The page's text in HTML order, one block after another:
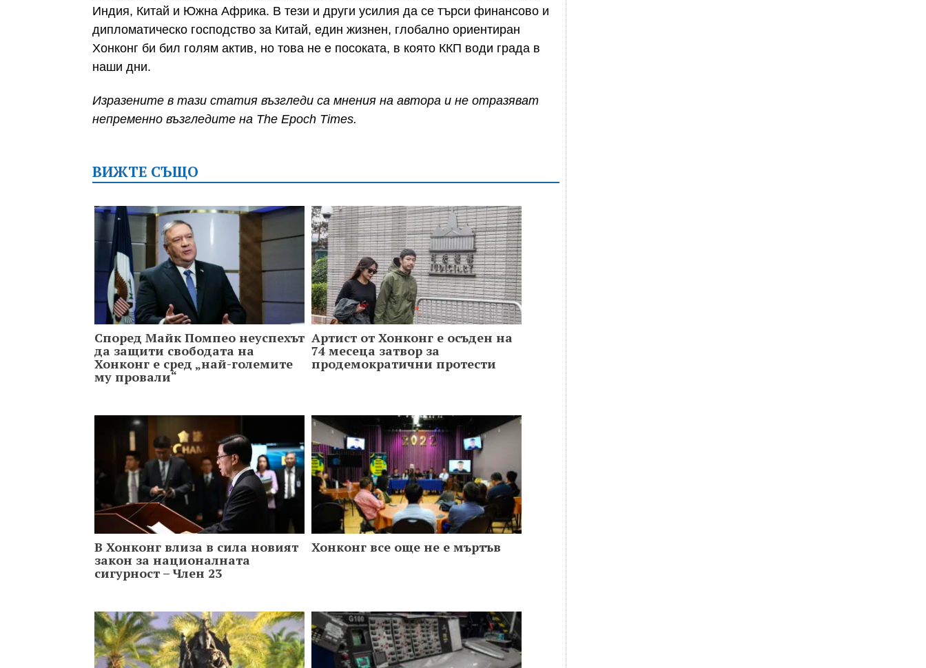
Индия, Китай и Южна Африка. В тези и други усилия да се търси финансово и
дипломатическо господство за Китай, един жизнен, глобално ориентиран
Хонконг би бил голям актив, но това не е посоката, в която ККП води града в
наши дни.
Изразените в тази статия възгледи са мнения на автора и не отразяват
непременно възгледите на The Epoch Times.
ВИЖТЕ СЪЩО
Според Майк Помпео неуспехът
да защити свободата на
Хонконг е сред „най-големите
му провали“
Артист от Хонконг е осъден на
74 месеца затвор за
продемократични протести
В Хонконг влиза в сила новият
закон за националната
сигурност – Член 23
Хонконг все още не е мъртъв